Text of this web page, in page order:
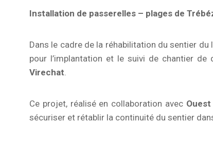
Installation de passerelles – plages de
Dans le cadre de la réhabilitation du sentier
pour l’implantation et le suivi de chantier
Virechat.
Ce projet, réalisé en collaboration avec
sécuriser et rétablir la continuité du sentier